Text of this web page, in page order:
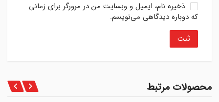
ذخیره نام، ایمیل و وبسایت من در مرورگر برای زمانی
که دوباره دیدگاهی می‌نویسم.
محصولات مرتبط